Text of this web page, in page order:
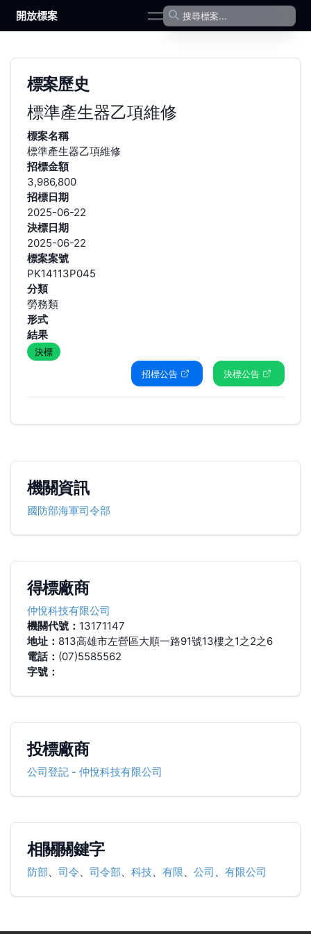
開放標案 open navigation menu
標案歷史
標準產生器乙項維修
標案名稱
標準產生器乙項維修
招標金額
3,986,800
招標日期
2025-06-22
決標日期
2025-06-22
標案案號
PK14113P045
分類
勞務類
形式
結果
決標
招標公告
決標公告
機關資訊
國防部海軍司令部
得標廠商
仲悅科技有限公司
機關代號： 13171147
地址： 813高雄市左營區大順一路91號13樓之1之2之6
電話： (07)5585562
字號：
投標廠商
公司登記- 仲悅科技有限公司
相關關鍵字
防部、 司令、 司令部、 科技、 有限、 公司 、 有限公司